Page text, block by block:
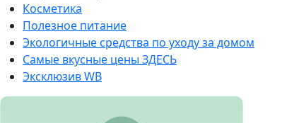
Косметика
Полезное питание
Экологичные средства по уходу за домом
Самые вкусные цены ЗДЕСЬ
Эксклюзив WB